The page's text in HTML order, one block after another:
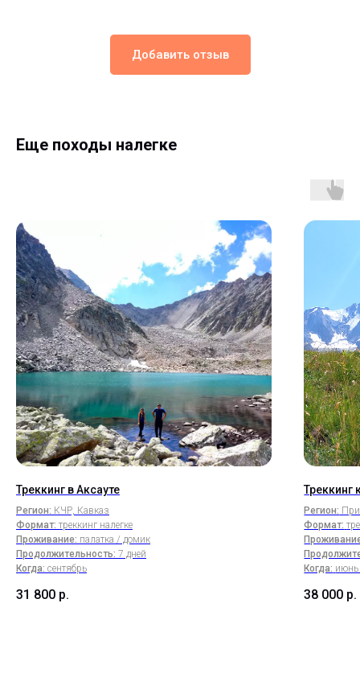
Добавить отзыв
Еще походы налегке
Треккинг в Аксауте
Регион: КЧР, Кавказ
Формат: треккинг налегке
Проживание: палатка / домик
Продолжительность: 7 дней
Когда: сентябрь
31 800 р.
Треккинг
Регион:
Формат:
Когда: июнь
38 000 р.